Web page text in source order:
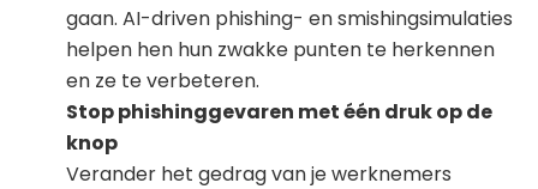
gaan. AI-driven phishing- en smishingsimulaties
helpen hen hun zwakke punten te herkennen
en ze te verbeteren.
Stop phishinggevaren met één druk op de
knop
Verander het gedrag van je werknemers